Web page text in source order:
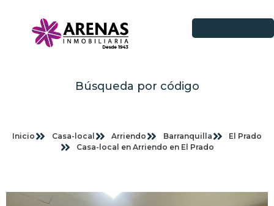
Búsqueda por código
Inicio Casa-local Arriendo Barranquilla
El Prado
Casa-local en Arriendo en El Prado